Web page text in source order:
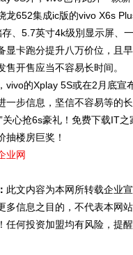
龙652集成ic版的vivo X6s
、5.7英寸4k级別显示屏、
显卡跑分提升八万价位，且
售开售应当不容易长时间。
vivo的Xplay 5S或在2月底宣
一步信息，坚信不容易等的长
关心抢6s豪礼！免费下载IT
抽楼房巨奖！
业网
此文内容为本网所转载企业
多信息之目的，不代表本网
任何投资加盟均有风险，提